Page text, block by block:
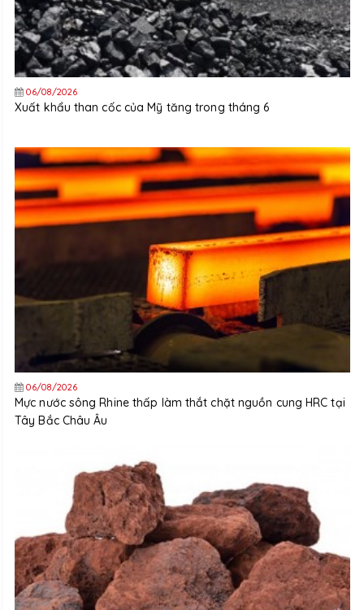
06/08/2026
Xuất khẩu than cốc của Mỹ tăng trong tháng 6
06/08/2026
Mực nước sông Rhine thấp làm thắt chặt nguồn cung HRC tại
Tây Bắc Châu Âu